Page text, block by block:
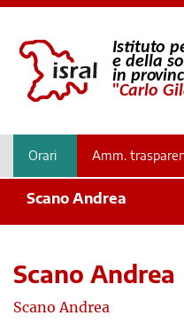
Orari Amm.
Scano Andrea
Scano Andrea
Scano Andrea